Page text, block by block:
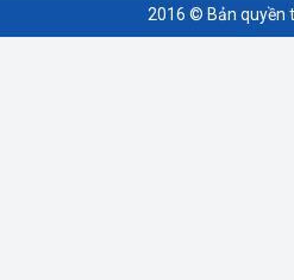
2016 © Bản quyền